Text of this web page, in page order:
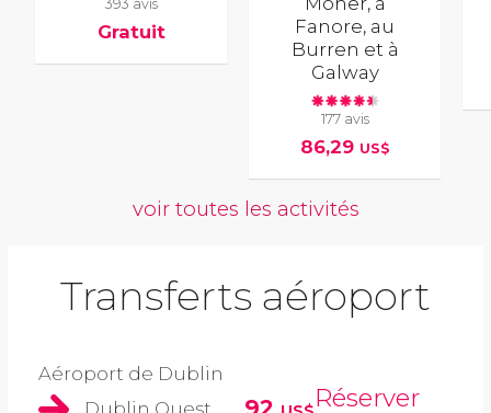
393 avis
Gratuit
Fanore, au
Burren et à
Galway
177 avis
86,29 US$
voir toutes les activités
Transferts aéroport
Aéroport de Dublin
Réserver